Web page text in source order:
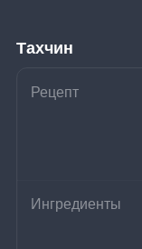
Тахчин
Рецепт
Ингредиенты